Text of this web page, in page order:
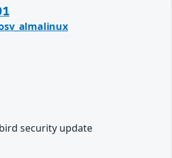
security update